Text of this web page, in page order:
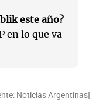
este año?
en lo que va
Noticias Argentinas]